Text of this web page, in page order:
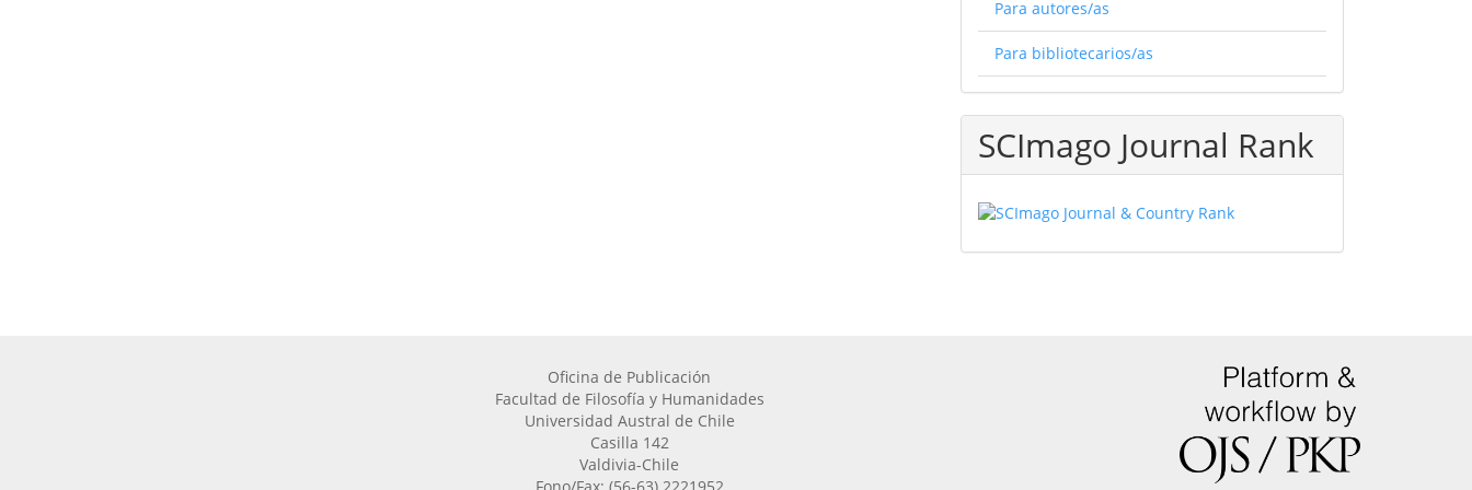
Para autores/as
Para bibliotecarios/as
SCImago Journal Rank
Oficina de Publicación
Facultad de Filosofía y Humanidades
Universidad Austral de Chile
Casilla 142
Valdivia-Chile